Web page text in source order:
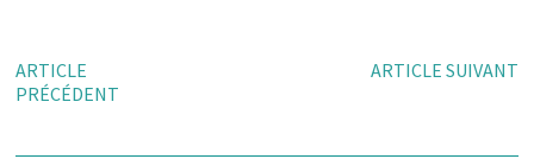
ARTICLE
PRÉCÉDENT
ARTICLE SUIVANT